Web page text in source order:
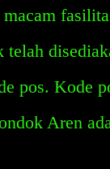
telah
pos. Kode
Aren